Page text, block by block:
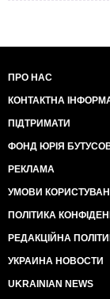
ПРО НАС
КОНТАКТНА
ПІДТРИМАТИ
ФОНД ЮРІЯ
РЕКЛАМА
УМОВИ
ПОЛІТИКА
РЕДАКЦІЙНА
УКРАИНА НОВОСТИ
UKRAINIAN NEWS